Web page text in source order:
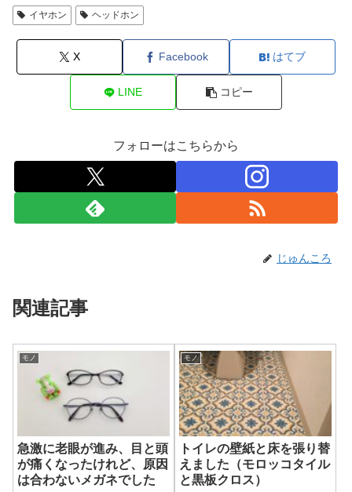
イヤホン ヘッドホン
X Facebook はてブ
LINE コピー
フォローはこちらから
じゅんころ
関連記事
モノ
急激に老眼が進み、目と頭
が痛くなったけれど、原因
は合わないメガネでした
モノ
トイレの壁紙と床を張り替
えました（モロッコタイル
と黒板クロス）